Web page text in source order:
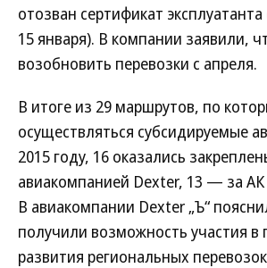
отозван сертификат эксплуатанта
15 января). В компании заявили,
возобновить перевозки с апреля.
В итоге из 29 маршрутов, по
осуществляться субсидируемые
2015 году, 16 оказались
авиакомпанией Dexter, 13 — за
В авиакомпании Dexter „Ъ“
получили возможность участия в
развития региональных